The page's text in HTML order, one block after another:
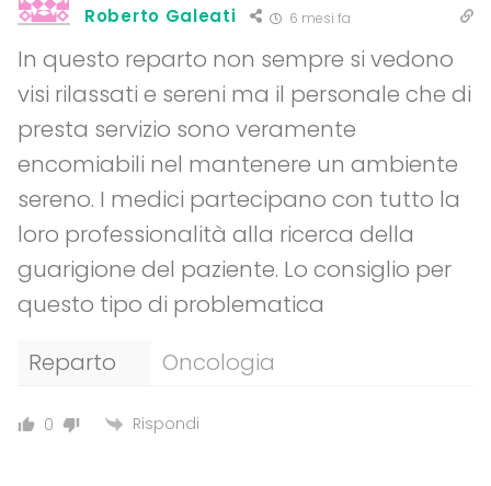
Roberto Galeati 6 mesi fa
In questo reparto non sempre si vedono
visi rilassati e sereni ma il personale che di
presta servizio sono veramente
encomiabili nel mantenere un ambiente
sereno. I medici partecipano con tutto la
loro professionalità alla ricerca della
guarigione del paziente. Lo consiglio per
questo tipo di problematica
Reparto
Oncologia
0 Rispondi